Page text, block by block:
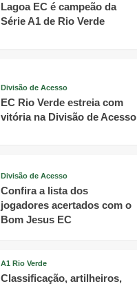
Lagoa EC é campeão da
Série A1 de Rio Verde
Divisão de Acesso
EC Rio Verde estreia com
vitória na Divisão de Acesso
Divisão de Acesso
Confira a lista dos
jogadores acertados com o
Bom Jesus EC
A1 Rio Verde
Classificação, artilheiros,